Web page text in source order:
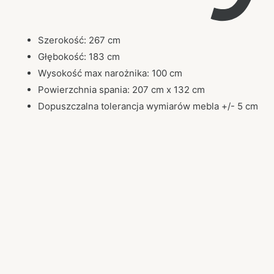
Szerokość: 267 cm
Głębokość: 183 cm
Wysokość max narożnika: 100 cm
Powierzchnia spania: 207 cm x 132 cm
Dopuszczalna tolerancja wymiarów mebla +/- 5 cm